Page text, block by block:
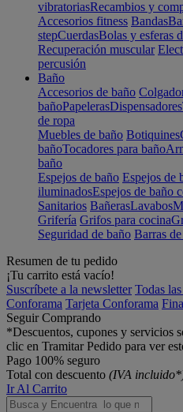
vibratoriasRecambios y
Accesorios fitness Bandas
stepCuerdasBolas y esferas
Recuperación muscular
percusión
Baño
Accesorios de baño
bañoPapelerasDispensadores
de ropa
Muebles de baño Botiquines
bañoTocadores para baño
baño
Espejos de baño Espejos de
iluminadosEspejos de baño
Sanitarios BañerasLavabos
Grifería Grifos para cocina
Seguridad de baño Barras
Resumen de tu pedido
¡Tu carrito está vacío!
Suscríbete a la newsletter Todas
Conforama Tarjeta Conforama
Seguir Comprando
*Descuentos, cupones y servicios
clic en Tramitar Pedido para ver
Pago 100% seguro
Total con descuento (IVA
Ir Al Carrito